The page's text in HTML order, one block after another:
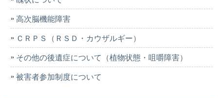
高次脳機能障害
ＣＲＰＳ（ＲＳＤ・カウザルギー）
その他の後遺症について（植物状態・咀嚼障害）
被害者参加制度について